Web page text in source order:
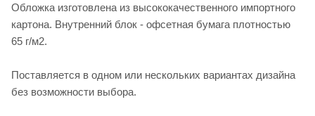
Обложка изготовлена из высококачественного импортного
картона. Внутренний блок - офсетная бумага плотностью
65 г/м2.
Поставляется в одном или нескольких вариантах дизайна
без возможности выбора.